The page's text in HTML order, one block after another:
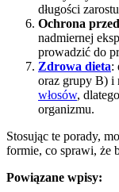
długości
Ochrona
nadmiernej
prowadzić do
Zdrowa dieta:
oraz grupy B) i
włosów,
organizmu.
Stosując te porady,
formie, co sprawi, że
Powiązane wpisy: